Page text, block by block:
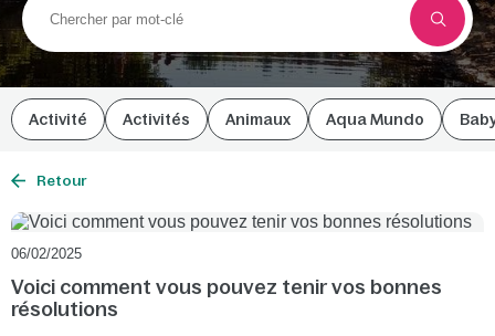
Activité Activités Animaux Aqua Mundo
Retour
06/02/2025
Voici comment vous pouvez tenir vos bonnes
résolutions